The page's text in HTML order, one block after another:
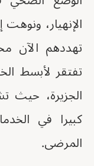
الإنهيار،
تهددهم الآن
تفتقر لأبسط
الجزيرة، حيث
كبيرا في
المرضى.